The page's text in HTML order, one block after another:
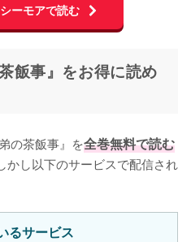
ーモアで読む
飯事』をお得に読め
の茶飯事』を全巻無料で読む
かし以下のサービスで配信され
るサービス